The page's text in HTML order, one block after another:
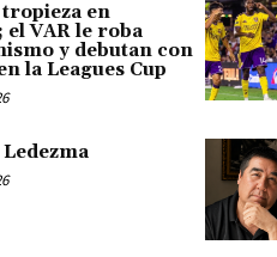
tropieza en
el VAR le roba
y debutan con
la Leagues Cup